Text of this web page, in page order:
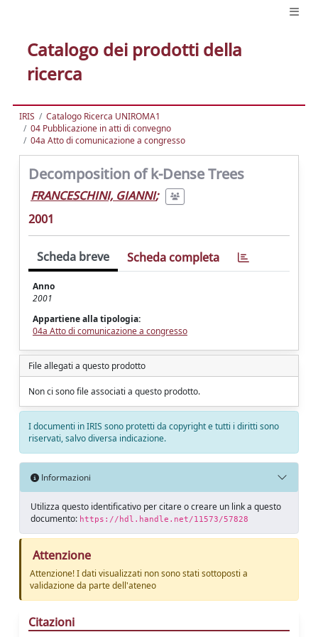
Catalogo dei prodotti della
ricerca
IRIS
Catalogo Ricerca UNIROMA1
04 Pubblicazione in atti di convegno
04a Atto di comunicazione a congresso
Decomposition of k-Dense Trees
FRANCESCHINI, GIANNI;
2001
Scheda breve Scheda completa
Anno
2001
Appartiene alla tipologia:
04a Atto di comunicazione a congresso
File allegati a questo prodotto
Non ci sono file associati a questo prodotto.
I documenti in IRIS sono protetti da copyright e tutti i diritti sono
riservati, salvo diversa indicazione.
Informazioni
Utilizza questo identificativo per citare o creare un link a questo
documento: https://hdl.handle.net/11573/57828
Attenzione
Attenzione! I dati visualizzati non sono stati sottoposti a
validazione da parte dell'ateneo
Citazioni